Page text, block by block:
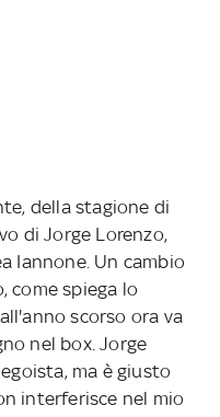
della stagione di
di Jorge Lorenzo,
Iannone. Un cambio
come spiega lo
scorso ora va
nel box. Jorge
ma è giusto
interferisce nel mio